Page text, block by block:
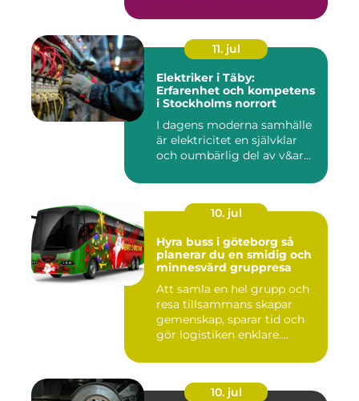
11. jul
Elektriker i Täby:
Erfarenhet och kompetens
i Stockholms norrort
I dagens moderna samhälle
är elektricitet en självklar
och oumbärlig del av v&ar...
10. jul
Hyra buss i göteborg så
planerar du en smidig och
minnesvärd gruppresa
Att samla en hel grupp och
resa tillsammans skapar
gemenskap, sparar tid och
gör logistiken enklare....
10. jul